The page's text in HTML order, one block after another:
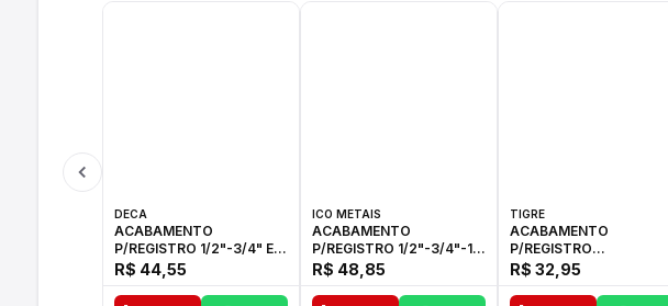
DECA
ACABAMENTO
P/REGISTRO 1/2"-3/4" E
1"C21.PQ DECA
R$ 44,55
ICO METAIS
ACABAMENTO
P/REGISTRO 1/2"-3/4"-1"
ACB M CS 33 ICO
R$ 48,85
TIGRE
ACABAMENTO
P/REGISTRO
1/2"-3/4"-1"ELLA CROSS
R$ 32,95